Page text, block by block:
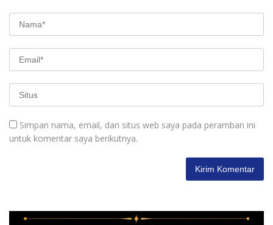
Simpan nama, email, dan situs web saya pada peramban ini
untuk komentar saya berikutnya.